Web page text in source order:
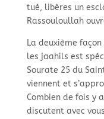
tué, libères un
Rassouloullah
La deuxième
les jaahils est
Sourate 25 du
viennent et
Combien de fois y
discutent avec